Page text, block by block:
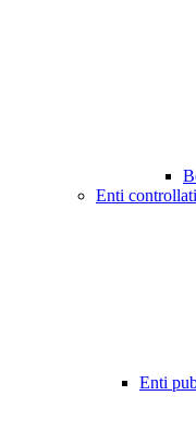
Enti controllati
Enti